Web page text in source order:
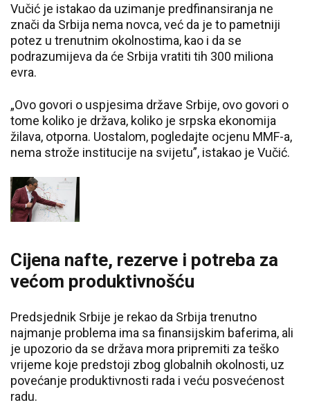
Vučić je istakao da uzimanje predfinansiranja ne
znači da Srbija nema novca, već da je to pametniji
potez u trenutnim okolnostima, kao i da se
podrazumijeva da će Srbija vratiti tih 300 miliona
evra.
„Ovo govori o uspjesima države Srbije, ovo govori o
tome koliko je država, koliko je srpska ekonomija
žilava, otporna. Uostalom, pogledajte ocjenu MMF-a,
nema strože institucije na svijetu”, istakao je Vučić.
Cijena nafte, rezerve i potreba za
većom produktivnošću
Predsjednik Srbije je rekao da Srbija trenutno
najmanje problema ima sa finansijskim baferima, ali
je upozorio da se država mora pripremiti za teško
vrijeme koje predstoji zbog globalnih okolnosti, uz
povećanje produktivnosti rada i veću posvećenost
radu.